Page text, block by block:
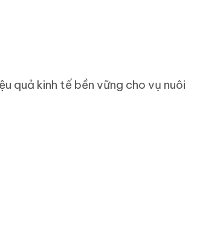
quả kinh tế bền vững cho vụ nuôi